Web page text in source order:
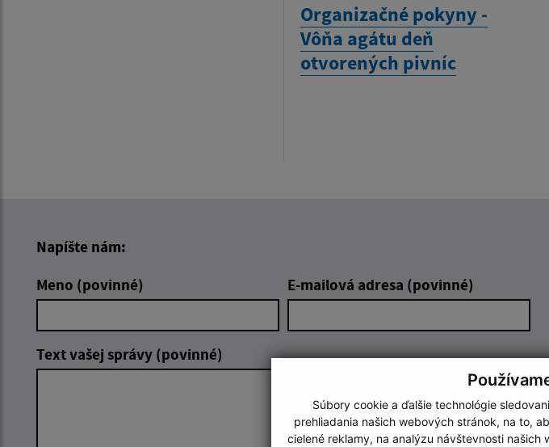
Súbory cookie a ďalšie technológie
prehliadania našich webových stránok, na to,
cielené reklamy, na analýzu návštevnosti
Organizačné pokyny -
Vôňa agátu deň
otvorených pivníc
Napíšte nám:
Meno (povinné)
E-mailová adresa (povinné)
Text vašej správy (povinné)